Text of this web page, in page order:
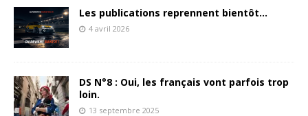
Les publications reprennent bientôt…
4 avril 2026
DS N°8 : Oui, les français vont parfois trop
loin.
13 septembre 2025